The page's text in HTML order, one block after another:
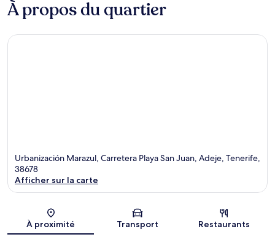
À propos du quartier
Urbanización Marazul, Carretera Playa San Juan, Adeje, Tenerife,
38678
Afficher sur la carte
À proximité Transport Restaurants